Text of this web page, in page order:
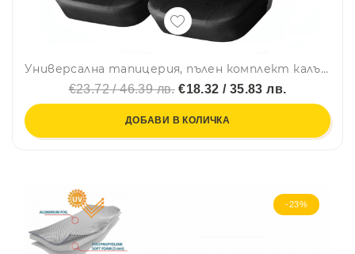
Универсална тапицерия, пълен комплект калъфи за предни и задни цели седалки,текстил в черно
€23.72 / 46.39 лв.€18.32 / 35.83 лв.
ДОБАВИ В КОЛИЧКА
-23%